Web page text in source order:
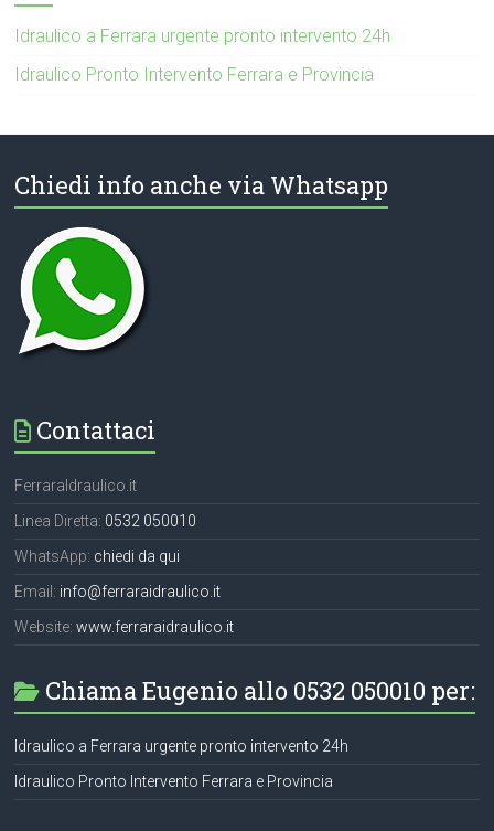
Idraulico a Ferrara urgente pronto intervento 24h
Idraulico Pronto Intervento Ferrara e Provincia
Chiedi info anche via Whatsapp
Contattaci
FerraraIdraulico.it
Linea Diretta: 0532 050010
WhatsApp: chiedi da qui
Email: info@ferraraidraulico.it
Website:www.ferraraidraulico.it
Chiama Eugenio allo 0532 050010 per:
Idraulico a Ferrara urgente pronto intervento 24h
Idraulico Pronto Intervento Ferrara e Provincia